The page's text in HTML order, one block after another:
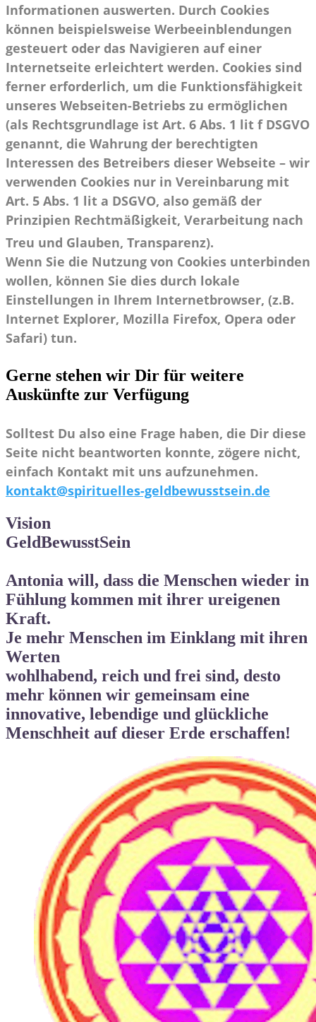
Informationen auswerten. Durch Cookies
können beispielsweise Werbeeinblendungen
gesteuert oder das Navigieren auf einer
Internetseite erleichtert werden. Cookies sind
ferner erforderlich, um die Funktionsfähigkeit
unseres Webseiten-Betriebs zu ermöglichen
(als Rechtsgrundlage ist Art. 6 Abs. 1 lit f DSGVO
genannt, die Wahrung der berechtigten
Interessen des Betreibers dieser Webseite – wir
verwenden Cookies nur in Vereinbarung mit
Art. 5 Abs. 1 lit a DSGVO, also gemäß der
Prinzipien Rechtmäßigkeit, Verarbeitung nach
Treu und Glauben, Transparenz).
Wenn Sie die Nutzung von Cookies unterbinden
wollen, können Sie dies durch lokale
Einstellungen in Ihrem Internetbrowser, (z.B.
Internet Explorer, Mozilla Firefox, Opera oder
Safari) tun.
Gerne stehen wir Dir für weitere
Auskünfte zur Verfügung
Solltest Du also eine Frage haben, die Dir diese
Seite nicht beantworten konnte, zögere nicht,
einfach Kontakt mit uns aufzunehmen.
kontakt@spirituelles-geldbewusstsein.de
Vision
GeldBewusstSein
Antonia will, dass die Menschen wieder in
Fühlung kommen mit ihrer ureigenen
Kraft.
Je mehr Menschen im Einklang mit ihren
Werten
wohlhabend, reich und frei sind, desto
mehr können wir gemeinsam eine
innovative, lebendige und glückliche
Menschheit auf dieser Erde erschaffen!